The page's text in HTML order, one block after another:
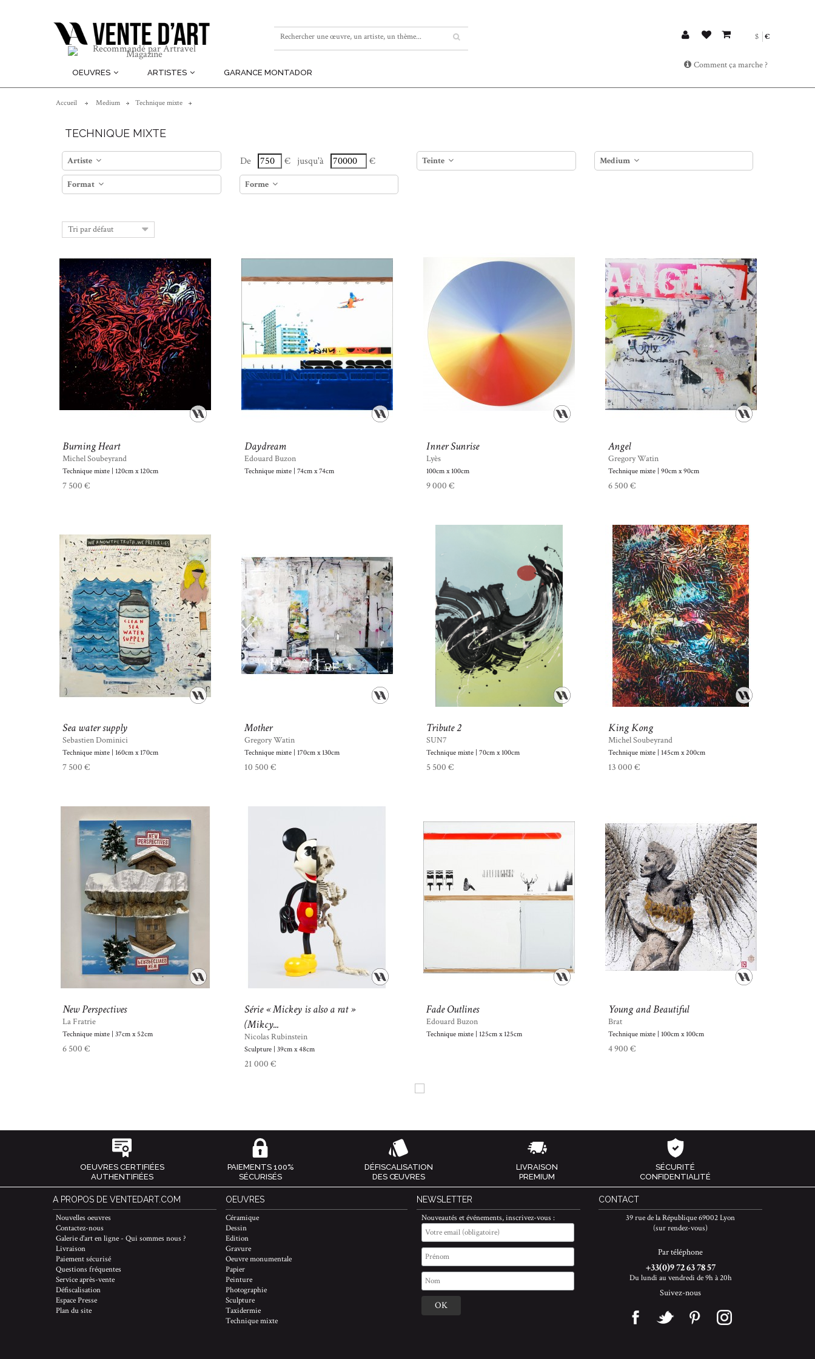
Comment ça marche ?
$ €
OEUVRES ARTISTES GARANCE MONTADOR
En savoir plus
Accueil Medium Technique mixte
TECHNIQUE MIXTE
Artiste De € jusqu'à € Teinte Medium
Format Forme
Tri par défaut
Burning Heart
Michel Soubeyrand
Technique mixte | 120cm x 120cm
7 500 €
Daydream
Edouard Buzon
Technique mixte | 74cm x 74cm
Inner Sunrise
Lyès
100cm x 100cm
9 000 €
Angel
Gregory Watin
Technique mixte | 90cm x 90cm
6 500 €
Sea water supply
Sebastien Dominici
Technique mixte | 160cm x 170cm
7 500 €
Mother
Gregory Watin
Technique mixte | 170cm x 130cm
10 500 €
Tribute 2
SUN7
Technique mixte | 70cm x 100cm
5 500 €
King Kong
Michel Soubeyrand
Technique mixte | 145cm x 200cm
13 000 €
New Perspectives
La Fratrie
Technique mixte | 37cm x 52cm
6 500 €
Série « Mickey is also a rat »
(Mikcy...
Nicolas Rubinstein
Sculpture | 39cm x 48cm
21 000 €
Fade Outlines
Edouard Buzon
Technique mixte | 125cm x 125cm
Young and Beautiful
Brat
Technique mixte | 100cm x 100cm
4 900 €
OEUVRES CERTIFIÉES
AUTHENTIFIÉES
PAIEMENTS 100%
SÉCURISÉS
DÉFISCALISATION
DES ŒUVRES
LIVRAISON
PREMIUM
SÉCURITÉ
CONFIDENTIALITÉ
A PROPOS DE VENTEDART.COM
Nouvelles oeuvres
Contactez-nous
Galerie d'art en ligne - Qui sommes nous ?
Livraison
Paiement sécurisé
Questions fréquentes
Service après-vente
Défiscalisation
Espace Presse
Plan du site
OEUVRES
Céramique
Dessin
Edition
Gravure
Oeuvre monumentale
Papier
Peinture
Photographie
Sculpture
Taxidermie
Technique mixte
NEWSLETTER
Nouveautés et événements, inscrivez-vous :
CONTACT
39 rue de la République 69002 Lyon
(sur rendez-vous)
Par téléphone
+33(0)9 72 63 78 57
Du lundi au vendredi de 9h à 20h
Suivez-nous